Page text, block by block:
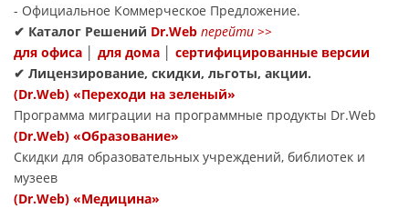
- Официальное Коммерческое Предложение.
✔ Каталог Решений Dr.Web перейти >>
для офиса
для дома
сертифицированные версии
✔ Лицензирование, скидки, льготы, акции.
(Dr.Web) «Переходи на зеленый»
Программа миграции на программные продукты Dr.Web
(Dr.Web) «Образование»
Скидки для образовательных учреждений, библиотек и
музеев
(Dr.Web) «Медицина»